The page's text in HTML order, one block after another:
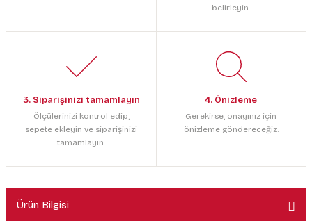
belirleyin.
3. Siparişinizi tamamlayın
Ölçülerinizi kontrol edip,
sepete ekleyin ve siparişinizi
tamamlayın.
4. Önizleme
Gerekirse, onayınız için
önizleme göndereceğiz.
Ürün Bilgisi